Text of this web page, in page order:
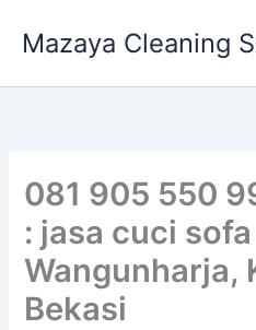
Mazaya Cleaning
081 905 550
: jasa cuci
Wangunharja,
Bekasi